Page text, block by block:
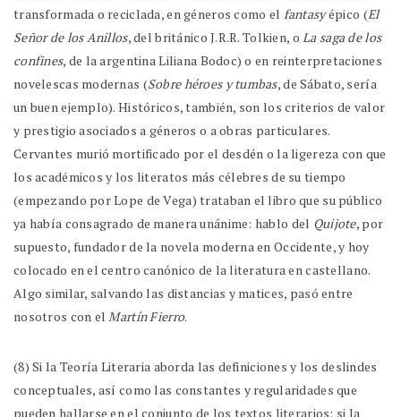
transformada o reciclada, en géneros como el fantasyépico (El
Señor de los Anillos, del británico J.R.R. Tolkien, oLa saga de los
confines, de la argentina Liliana Bodoc) o en reinterpretaciones
novelescas modernas (Sobre héroes y tumbas, de Sábato, sería
un buen ejemplo). Históricos, también, son los criterios de valor
y prestigio asociados a géneros o a obras particulares.
Cervantes murió mortificado por el desdén o la ligereza con que
los académicos y los literatos más célebres de su tiempo
(empezando por Lope de Vega) trataban el libro que su público
ya había consagrado de manera unánime: hablo del Quijote, por
supuesto, fundador de la novela moderna en Occidente, y hoy
colocado en el centro canónico de la literatura en castellano.
Algo similar, salvando las distancias y matices, pasó entre
nosotros con elMartín Fierro.
(8) Si la Teoría Literaria aborda las definiciones y los deslindes
conceptuales, así como las constantes y regularidades que
pueden hallarse en el conjunto de los textos literarios; si la